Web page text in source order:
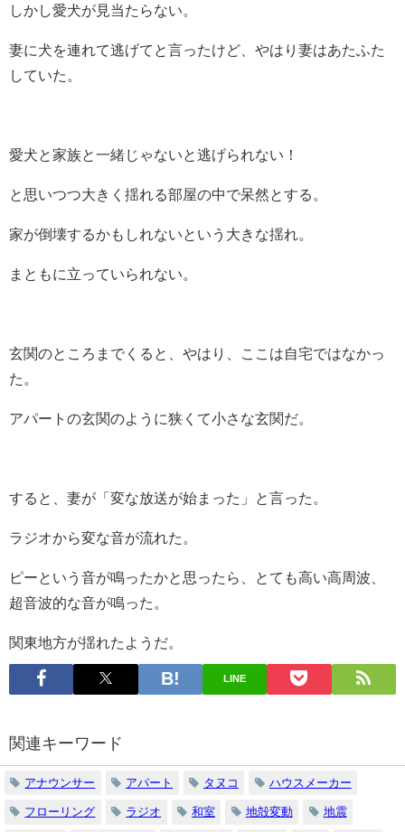
しかし愛犬が見当たらない。
妻に犬を連れて逃げてと言ったけど、やはり妻はあたふた
していた。
愛犬と家族と一緒じゃないと逃げられない！
と思いつつ大きく揺れる部屋の中で呆然とする。
家が倒壊するかもしれないという大きな揺れ。
まともに立っていられない。
玄関のところまでくると、やはり、ここは自宅ではなかっ
た。
アパートの玄関のように狭くて小さな玄関だ。
すると、妻が「変な放送が始まった」と言った。
ラジオから変な音が流れた。
ピーという音が鳴ったかと思ったら、とても高い高周波、
超音波的な音が鳴った。
関東地方が揺れたようだ。
LINE
関連キーワード
アナウンサー アパート タヌコ ハウスメーカー
フローリング ラジオ 和室 地殻変動 地震